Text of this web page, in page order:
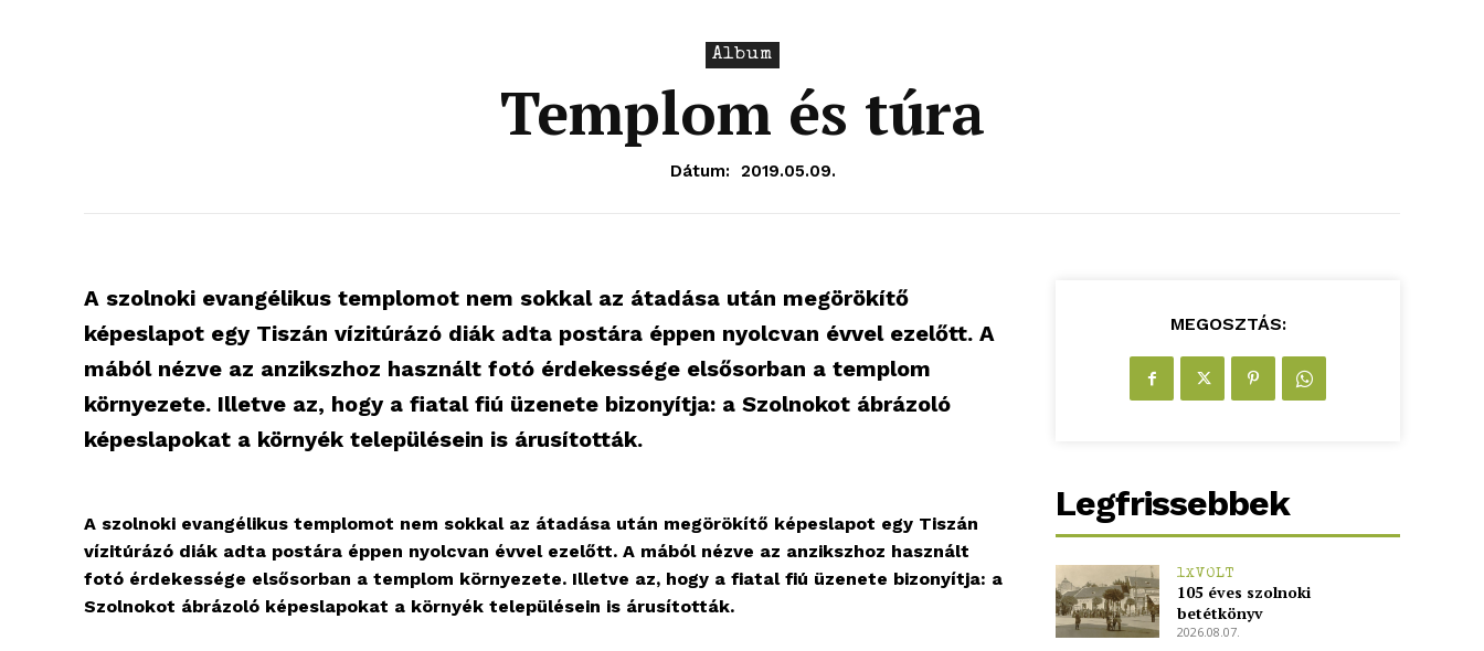
Album
Templom és túra
Dátum: 2019.05.09.
A szolnoki evangélikus templomot nem sokkal az átadása után megörökítő
képeslapot egy Tiszán vízitúrázó diák adta postára éppen nyolcvan évvel ezelőtt. A
mából nézve az anzikszhoz használt fotó érdekessége elsősorban a templom
környezete. Illetve az, hogy a fiatal fiú üzenete bizonyítja: a Szolnokot ábrázoló
képeslapokat a környék településein is árusították.
A szolnoki evangélikus templomot nem sokkal az átadása után megörökítő képeslapot egy Tiszán
vízitúrázó diák adta postára éppen nyolcvan évvel ezelőtt. A mából nézve az anzikszhoz használt
fotó érdekessége elsősorban a templom környezete. Illetve az, hogy a fiatal fiú üzenete bizonyítja: a
Szolnokot ábrázoló képeslapokat a környék településein is árusították.
MEGOSZTÁS:
Legfrissebbek
1XVOLT
105 éves szolnoki
betétkönyv
2026.08.07.